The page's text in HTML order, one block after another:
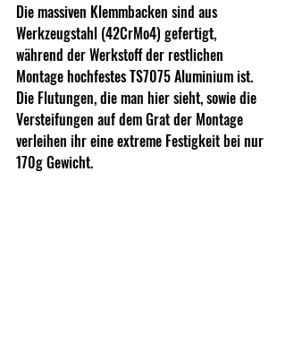
Die massiven Klemmbacken sind aus
Werkzeugstahl (42CrMo4) gefertigt,
während der Werkstoff der restlichen
Montage hochfestes TS7075 Aluminium ist.
Die Flutungen, die man hier sieht, sowie die
Versteifungen auf dem Grat der Montage
verleihen ihr eine extreme Festigkeit bei nur
170g Gewicht.